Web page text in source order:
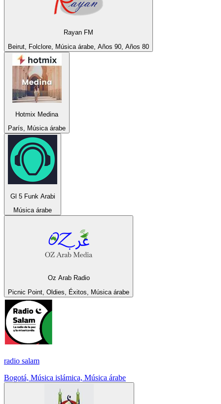
Rayan FM
Beirut, Folclore, Música árabe, Años 90, Años 80
Hotmix Medina
París, Música árabe
Gl 5 Funk Arabi
Música árabe
Oz Arab Radio
Picnic Point, Oldies, Éxitos, Música árabe
radio salam
Bogotá, Música islámica, Música árabe